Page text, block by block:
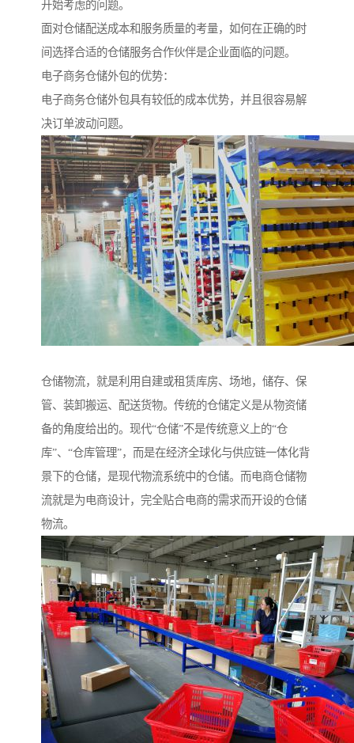
开始考虑的问题。
面对仓储配送成本和服务质量的考量，如何在正确的时
间选择合适的仓储服务合作伙伴是企业面临的问题。
电子商务仓储外包的优势：
电子商务仓储外包具有较低的成本优势，并且很容易解
决订单波动问题。
仓储物流，就是利用自建或租赁库房、场地，储存、保
管、装卸搬运、配送货物。传统的仓储定义是从物资储
备的角度给出的。现代“仓储”不是传统意义上的“仓
库”、“仓库管理”，而是在经济全球化与供应链一体化背
景下的仓储，是现代物流系统中的仓储。而电商仓储物
流就是为电商设计，完全贴合电商的需求而开设的仓储
物流。